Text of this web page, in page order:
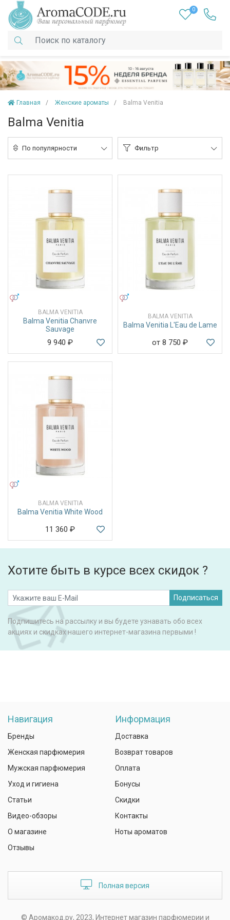
0
Главная Женские ароматы Balma Venitia
Balma Venitia
По популярности Фильтр
BALMA VENITIA
Balma Venitia Chanvre
Sauvage
9 940 ₽
BALMA VENITIA
Balma Venitia L'Eau de Lame
от 8 750 ₽
BALMA VENITIA
Balma Venitia White Wood
11 360 ₽
Хотите быть в курсе всех скидок ?
Подписаться
Подпишитесь на рассылку и вы будете узнавать обо всех
акциях и скидках нашего интернет-магазина первыми !
Навигация
Бренды
Женская парфюмерия
Мужская парфюмерия
Уход и гигиена
Статьи
Видео-обзоры
О магазине
Отзывы
Информация
Доставка
Возврат товаров
Оплата
Бонусы
Скидки
Контакты
Ноты ароматов
Полная версия
© Аромакод.ру, 2023, Интернет магазин парфюмерии и